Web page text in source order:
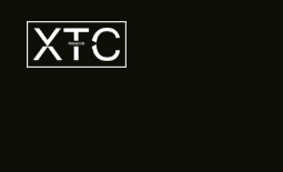
Inhalt
springen